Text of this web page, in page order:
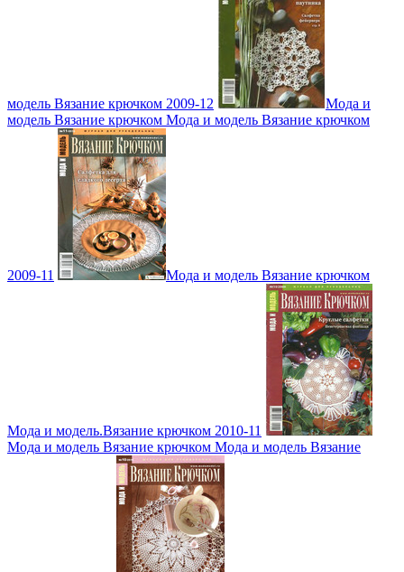
модель Вязание крючком 2009-12
Мода и
модель Вязание крючком Мода и модель Вязание крючком
2009-11 Мода и модель Вязание крючком
Мода и модель.Вязание крючком 2010-11
Мода и модель Вязание крючком Мода и модель Вязание